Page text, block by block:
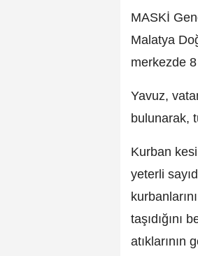
MASKİ
Malatya
merkezde
Yavuz,
bulunarak,
Kurban
yeterli
taşıdığını
atıklarının